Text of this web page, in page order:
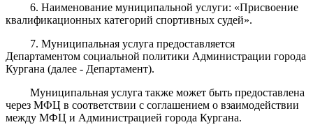
6. Наименование муниципальной услуги: «Присвоение
квалификационных категорий спортивных судей».
7. Муниципальная услуга предоставляется
Департаментом социальной политики Администрации города
Кургана (далее - Департамент).
Муниципальная услуга также может быть предоставлена
через МФЦ в соответствии с соглашением о взаимодействии
между МФЦ и Администрацией города Кургана.